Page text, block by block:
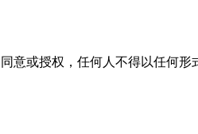
意或授权，任何人不得以任何形